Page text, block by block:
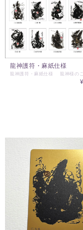
龍神護符・麻紙仕様